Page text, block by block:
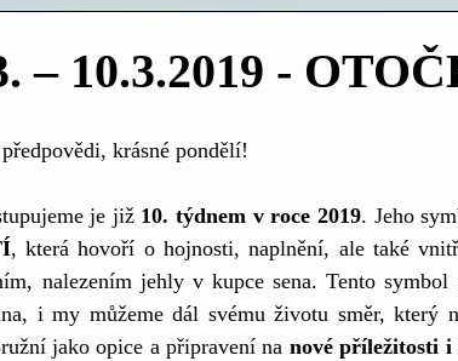
– 10.3.2019 -
krásné pondělí!
je již 10. týdnem v roce 2019. Jeho
, která hovoří o hojnosti, naplnění, ale také
nalezením jehly v kupce sena. Tento
i my můžeme dál svému životu směr, který
jako opice a připravení na nové příležitosti i